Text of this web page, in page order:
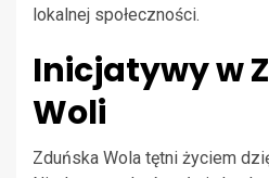
lokalnej społeczności.
Inicjatywy w
Woli
Zduńska Wola tętni życiem